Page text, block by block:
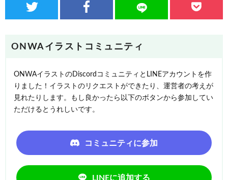
ONWAイラストコミュニティ
ONWAイラストのDiscordコミュニティとLINEアカウントを作
りました！イラストのリクエストができたり、運営者の考えが
見れたりします。もし良かったら以下のボタンから参加してい
ただけるとうれしいです。
コミュニティに参加
LINEに追加する